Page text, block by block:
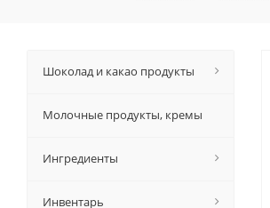
Шоколад и какао продукты
Молочные продукты, кремы
Ингредиенты
Инвентарь